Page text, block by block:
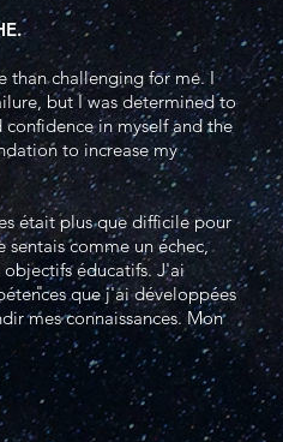
"
than challenging for me. I
but I was determined to
confidence in myself and the
to increase my
était plus que difficile pour
comme un échec,
éducatifs. J'ai
que j'ai développées
mes connaissances. Mon